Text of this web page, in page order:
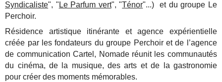
Syndicaliste", " Le Parfum vert", "Ténor"...) et du groupe Le
Perchoir.
Résidence artistique itinérante et agence expérientielle
créée par les fondateurs du groupe Perchoir et de l’agence
de communication Cartel, Nomade réunit les communautés
du cinéma, de la musique, des arts et de la gastronomie
pour créer des moments mémorables.